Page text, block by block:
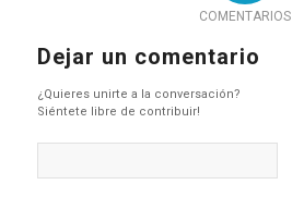
COMENTARIOS
Dejar un comentario
¿Quieres unirte a la conversación?
Siéntete libre de contribuir!